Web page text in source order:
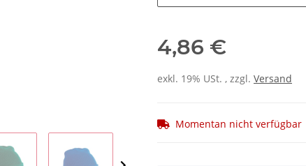
4,86 €
exkl. 19% USt. , zzgl. Versand
Momentan nicht verfügbar